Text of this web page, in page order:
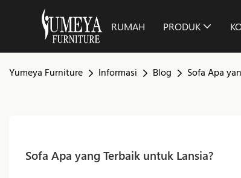
RUMAH PRODUK
Yumeya Furniture Informasi Blog Sofa Apa
Sofa Apa yang Terbaik untuk Lansia?